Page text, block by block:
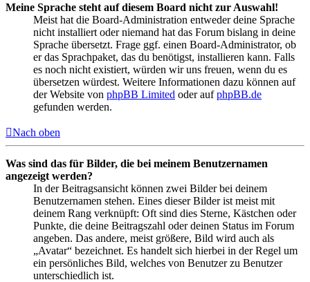
Meine Sprache steht auf diesem Board nicht zur Auswahl!
Meist hat die Board-Administration entweder deine Sprache
nicht installiert oder niemand hat das Forum bislang in deine
Sprache übersetzt. Frage ggf. einen Board-Administrator, ob
er das Sprachpaket, das du benötigst, installieren kann. Falls
es noch nicht existiert, würden wir uns freuen, wenn du es
übersetzen würdest. Weitere Informationen dazu können auf
der Website von phpBB Limited oder aufphpBB.de
gefunden werden.
Nach oben
Was sind das für Bilder, die bei meinem Benutzernamen
angezeigt werden?
In der Beitragsansicht können zwei Bilder bei deinem
Benutzernamen stehen. Eines dieser Bilder ist meist mit
deinem Rang verknüpft: Oft sind dies Sterne, Kästchen oder
Punkte, die deine Beitragszahl oder deinen Status im Forum
angeben. Das andere, meist größere, Bild wird auch als
„Avatar“ bezeichnet. Es handelt sich hierbei in der Regel um
ein persönliches Bild, welches von Benutzer zu Benutzer
unterschiedlich ist.